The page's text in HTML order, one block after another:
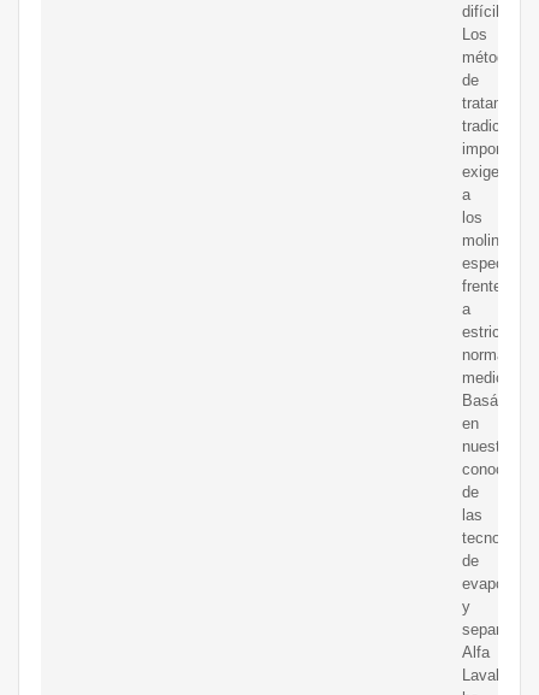
difícil.
Los
métodos
de
tratamiento
imponen
exigencias
a
los
molineros,
frente
a
estrictas
normativas
Basándose
en
nuestro
de
las
de
y
Alfa
Laval